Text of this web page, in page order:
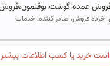
خرده فروش، صادر کننده، خدمات
خرید یا کسب اطلاعات بیشتر